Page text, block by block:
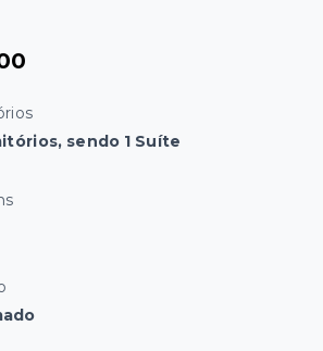
sendo 1 Suíte